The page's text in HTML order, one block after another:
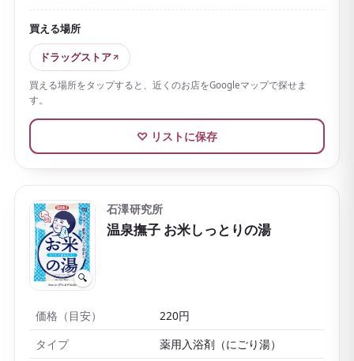
り。
ビタミンC誘導体をはじめとする美容成分を配合し、湯
上がりの肌をなめらかに整えてくれるのも、スキンケ
アブランドならではの魅力です。お湯はまろやかな肌
ざわりになります。
1錠ずつの個包装で、紙パッケージのデザインもおしゃ
れ
。6錠入りのほか1錠から購入できるので、試しに買
ったり、おしゃれなプチギフトとして渡したりするの
にも向いています。
買える場所
ドラッグストア
買える場所をタップすると、近くのお店をGoogleマップで探せま
す。
♡ リストに保存
🔍
石澤研究所
温泉撫子 お米しっとりの湯
価格（目安）
220円
タイプ
薬用入浴剤（にごり湯）